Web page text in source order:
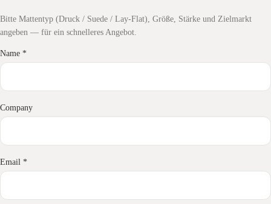
Bitte Mattentyp (Druck / Suede / Lay-Flat), Größe, Stärke und Zielmarkt
angeben — für ein schnelleres Angebot.
Name *
Company
Email *